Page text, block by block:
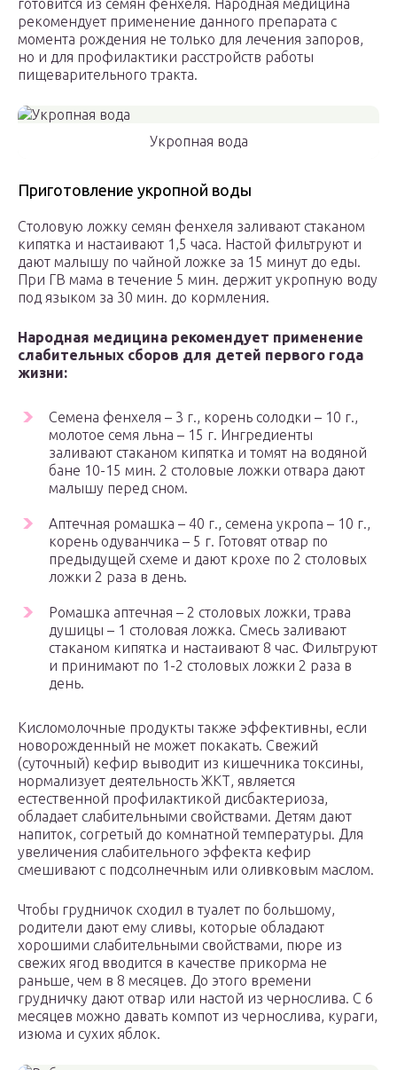
готовится из семян фенхеля. Народная медицина
рекомендует применение данного препарата с
момента рождения не только для лечения запоров,
но и для профилактики расстройств работы
пищеварительного тракта.
Укропная вода
Приготовление укропной воды
Столовую ложку семян фенхеля заливают стаканом
кипятка и настаивают 1,5 часа. Настой фильтруют и
дают малышу по чайной ложке за 15 минут до еды.
При ГВ мама в течение 5 мин. держит укропную воду
под языком за 30 мин. до кормления.
Народная медицина рекомендует применение
слабительных сборов для детей первого года
жизни:
Семена фенхеля – 3 г., корень солодки – 10 г.,
молотое семя льна – 15 г. Ингредиенты
заливают стаканом кипятка и томят на водяной
бане 10-15 мин. 2 столовые ложки отвара дают
малышу перед сном.
Аптечная ромашка – 40 г., семена укропа – 10 г.,
корень одуванчика – 5 г. Готовят отвар по
предыдущей схеме и дают крохе по 2 столовых
ложки 2 раза в день.
Ромашка аптечная – 2 столовых ложки, трава
душицы – 1 столовая ложка. Смесь заливают
стаканом кипятка и настаивают 8 час. Фильтруют
и принимают по 1-2 столовых ложки 2 раза в
день.
Кисломолочные продукты также эффективны, если
новорожденный не может покакать. Свежий
(суточный) кефир выводит из кишечника токсины,
нормализует деятельность ЖКТ, является
естественной профилактикой дисбактериоза,
обладает слабительными свойствами. Детям дают
напиток, согретый до комнатной температуры. Для
увеличения слабительного эффекта кефир
смешивают с подсолнечным или оливковым маслом.
Чтобы грудничок сходил в туалет по большому,
родители дают ему сливы, которые обладают
хорошими слабительными свойствами, пюре из
свежих ягод вводится в качестве прикорма не
раньше, чем в 8 месяцев. До этого времени
грудничку дают отвар или настой из чернослива. С 6
месяцев можно давать компот из чернослива, кураги,
изюма и сухих яблок.